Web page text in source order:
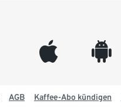
appleinc android
AGB Kaffee-Abo kündigen